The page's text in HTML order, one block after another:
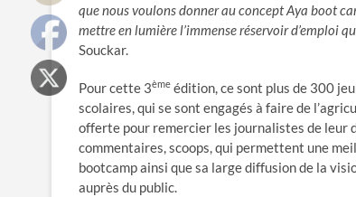
que nous voulons donner au concept Aya boot
mettre en lumière l’immense réservoir d’emploi
Souckar.
Pour cette 3ème édition, ce sont plus de 300
scolaires, qui se sont engagés à faire de
offerte pour remercier les journalistes de leur
commentaires, scoops, qui permettent une
bootcamp ainsi que sa large diffusion de la
auprès du public.